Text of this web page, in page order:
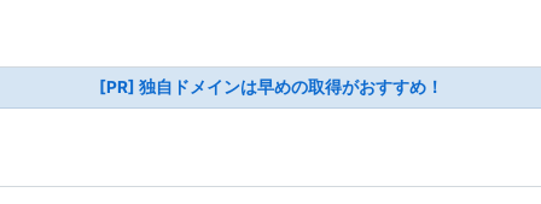
[PR] 独自ドメインは早めの取得がおすすめ！